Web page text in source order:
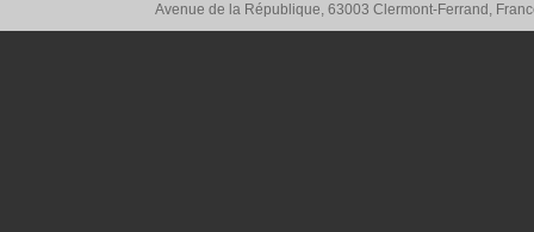
Avenue de la République, 63003 Clermont-Ferrand,